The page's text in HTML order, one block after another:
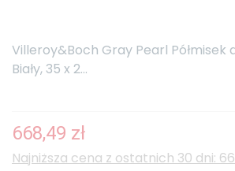
Villeroy&Boch Gray Pearl Półmisek
Biały, 35 x 2...
668,49 zł
Najniższa cena z ostatnich 30 dni: